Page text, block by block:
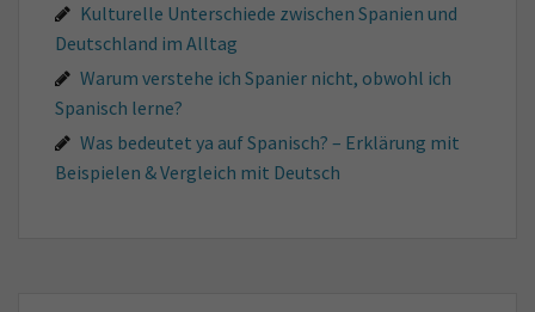
Kulturelle Unterschiede zwischen Spanien und
Deutschland im Alltag
Warum verstehe ich Spanier nicht, obwohl ich
Spanisch lerne?
Was bedeutet ya auf Spanisch? – Erklärung mit
Beispielen & Vergleich mit Deutsch